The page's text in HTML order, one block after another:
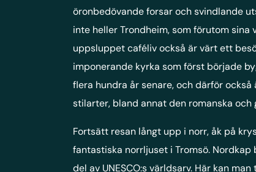
öronbedövande forsar och svindlande
inte heller Trondheim, som förutom
uppsluppet caféliv också är värt ett
imponerande kyrka som först började
flera hundra år senare, och därför
stilarter, bland annat den romanska och
Fortsätt resan långt upp i norr, åk på
fantastiska norrljuset i Tromsö.
del av UNESCO:s världsarv. Här kan